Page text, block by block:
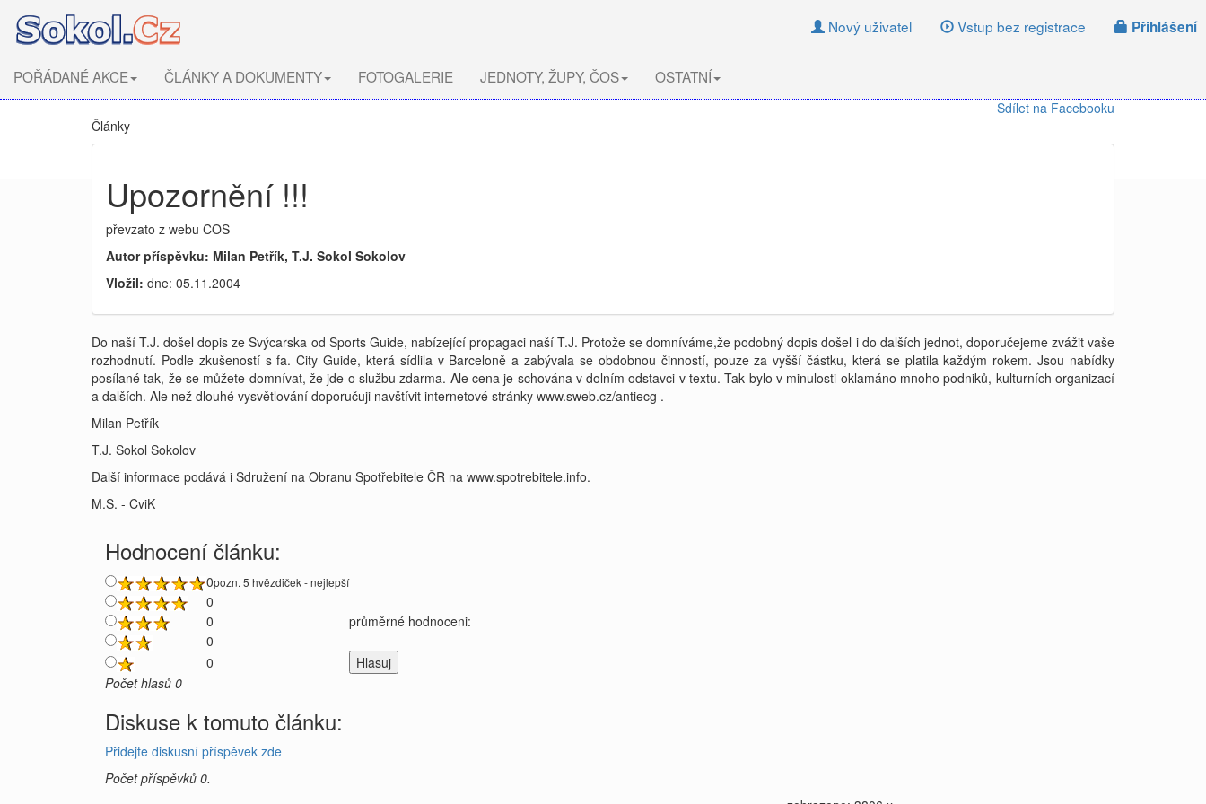
Nový uživatel Vstup bez registrace Přihlášení
POŘÁDANÉ AKCE ČLÁNKY A DOKUMENTY FOTOGALERIE JEDNOTY, ŽUPY, ČOS OSTATNÍ
Sdílet na Facebooku
Články
Upozornění !!!
převzato z webu ČOS
Autor příspěvku: Milan Petřík, T.J. Sokol Sokolov
Vložil: dne: 05.11.2004
Do naší T.J. došel dopis ze Švýcarska od Sports Guide, nabízející propagaci naší T.J. Protože se domníváme,že podobný dopis došel i do dalších jednot, doporučejeme zvážit vaše
rozhodnutí. Podle zkušeností s fa. City Guide, která sídlila v Barceloně a zabývala se obdobnou činností, pouze za vyšší částku, která se platila každým rokem. Jsou nabídky
posílané tak, že se můžete domnívat, že jde o službu zdarma. Ale cena je schována v dolním odstavci v textu. Tak bylo v minulosti oklamáno mnoho podniků, kulturních organizací
a dalších. Ale než dlouhé vysvětlování doporučuji navštívit internetové stránky www.sweb.cz/antiecg .
Milan Petřík
T.J. Sokol Sokolov
Další informace podává i Sdružení na Obranu Spotřebitele ČR na www.spotrebitele.info.
M.S. - CviK
Hodnocení článku:
0pozn. 5 hvězdiček - nejlepší
0
0
průměrné hodnoceni:
0
0
Počet hlasů 0
Diskuse k tomuto článku:
Přidejte diskusní příspěvek zde
Počet příspěvků 0.